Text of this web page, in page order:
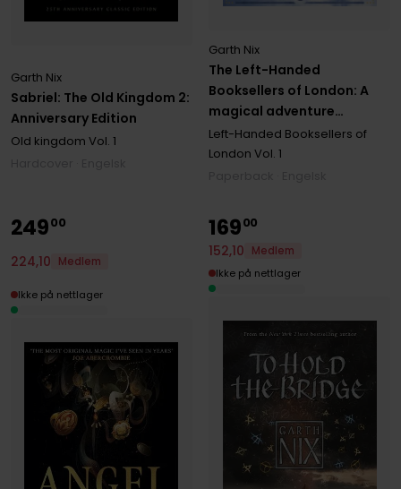
Sabriel: The Old Kingdom 2:
Anniversary Edition
Garth Nix
Old kingdom Vol. 1
The Left-Handed
Booksellers of London: A
magical adventure
through London
bookshops from
Garth Nix
Left-Handed Booksellers of
London Vol. 1
24900
224,10 Medlem
Ikke på nettlager
16900
152,10
Medlem
Ikke på nettlager